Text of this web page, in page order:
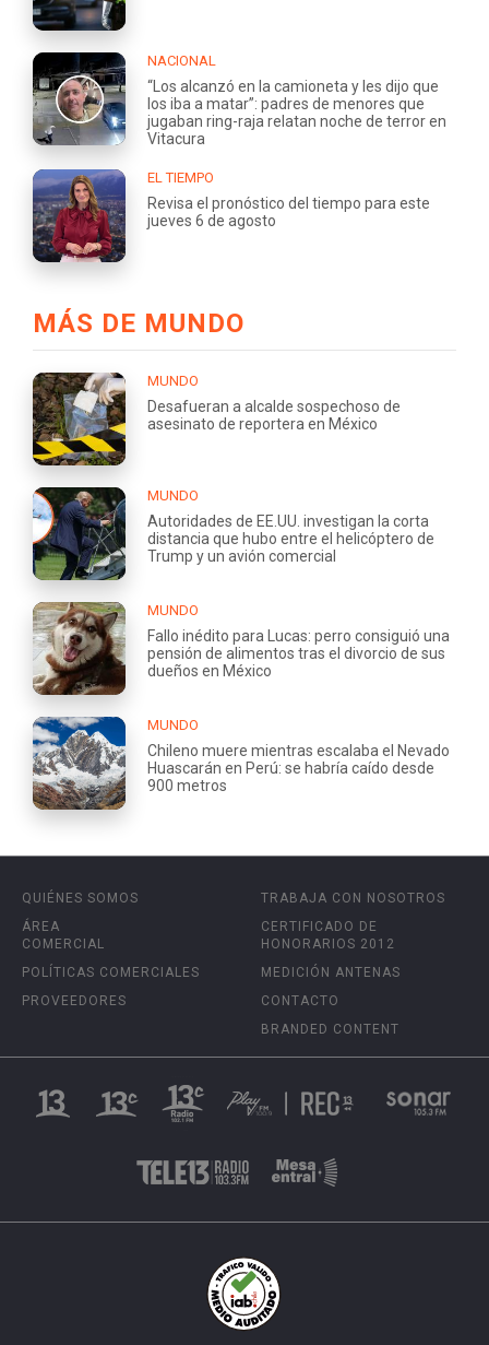
NACIONAL
“Los alcanzó en la camioneta y les dijo que
los iba a matar”: padres de menores que
jugaban ring-raja relatan noche de terror en
Vitacura
EL TIEMPO
Revisa el pronóstico del tiempo para este
jueves 6 de agosto
MÁS DE MUNDO
MUNDO
Desafueran a alcalde sospechoso de
asesinato de reportera en México
MUNDO
Autoridades de EE.UU. investigan la corta
distancia que hubo entre el helicóptero de
Trump y un avión comercial
MUNDO
Fallo inédito para Lucas: perro consiguió una
pensión de alimentos tras el divorcio de sus
dueños en México
MUNDO
Chileno muere mientras escalaba el Nevado
Huascarán en Perú: se habría caído desde
900 metros
QUIÉNES SOMOS
ÁREA
COMERCIAL
POLÍTICAS COMERCIALES
PROVEEDORES
TRABAJA CON NOSOTROS
CERTIFICADO DE
HONORARIOS 2012
MEDICIÓN ANTENAS
CONTACTO
BRANDED CONTENT